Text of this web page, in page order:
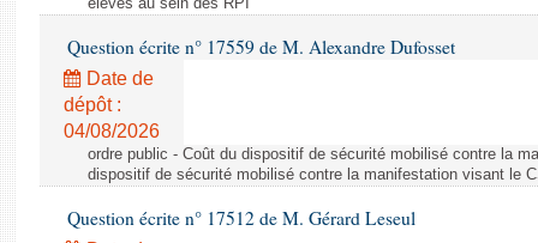
élèves au sein des RPI
Question écrite n° 17559 de M. Alexandre Dufosset
Date de
dépôt :
04/08/2026
ordre public - Coût du dispositif de sécurité mobilisé contre la
dispositif de sécurité mobilisé contre la manifestation visant le
Question écrite n° 17512 de M. Gérard Leseul